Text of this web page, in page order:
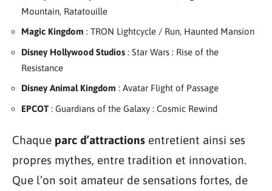
Mountain, Ratatouille
Magic Kingdom : TRON Lightcycle / Run, Haunted Mansion
Disney Hollywood Studios : Star Wars : Rise of the
Resistance
Disney Animal Kingdom : Avatar Flight of Passage
EPCOT : Guardians of the Galaxy : Cosmic Rewind
Chaque parc d’attractions entretient ainsi ses
propres mythes, entre tradition et innovation.
Que l’on soit amateur de sensations fortes, de